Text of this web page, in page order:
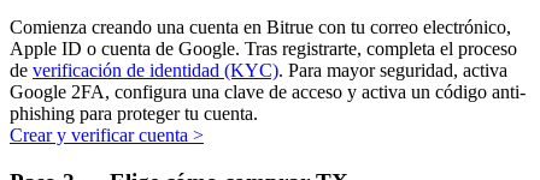
Comienza creando una cuenta en Bitrue con tu correo electrónico,
Apple ID o cuenta de Google. Tras registrarte, completa el proceso
de verificación de identidad (KYC). Para mayor seguridad, activa
Google 2FA, configura una clave de acceso y activa un código anti-
phishing para proteger tu cuenta.
Crear y verificar cuenta >